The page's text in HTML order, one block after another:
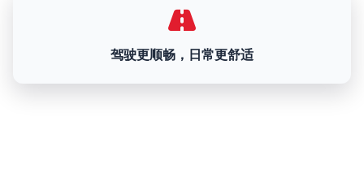
驾驶更顺畅，日常更舒适